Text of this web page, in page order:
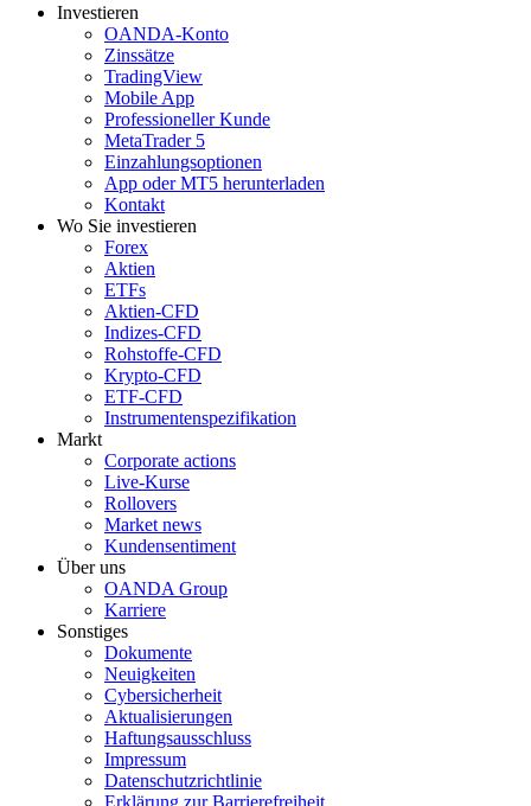
Investieren
OANDA-Konto
Zinssätze
TradingView
Mobile App
Professioneller Kunde
MetaTrader 5
Einzahlungsoptionen
App oder MT5 herunterladen
Kontakt
Wo Sie investieren
Forex
Aktien
ETFs
Aktien-CFD
Indizes-CFD
Rohstoffe-CFD
Krypto-CFD
ETF-CFD
Instrumentenspezifikation
Markt
Corporate actions
Live-Kurse
Rollovers
Market news
Kundensentiment
Über uns
OANDA Group
Karriere
Sonstiges
Dokumente
Neuigkeiten
Cybersicherheit
Aktualisierungen
Haftungsausschluss
Impressum
Datenschutzrichtlinie
Erklärung zur Barrierefreiheit